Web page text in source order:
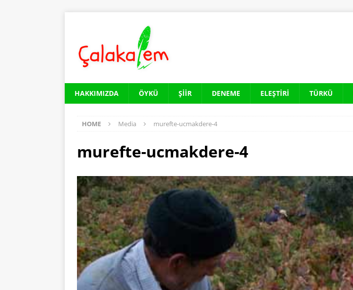
HAKKIMIZDA ÖYKÜ ŞIIR DENEME ELEŞTIRI TÜRKÜ
HOME Media murefte-ucmakdere-4
murefte-ucmakdere-4